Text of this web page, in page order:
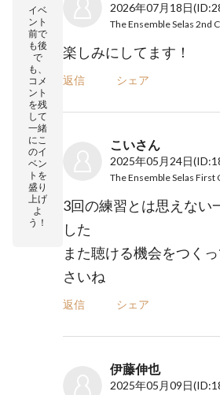
イベ
ント
前で
も後
で
も、
コメ
ント
を残
して
一緒
にこ
のイ
ベン
トを
盛り
上げ
よ
う！
2026年07月18日
楽しみにしてます！
返信 シェア
こいさん
2025年05月24日
3回の練習とは思えない
した
また聴ける機会をつく
さいね
返信 シェア
伊藤伸也
2025年05月09日